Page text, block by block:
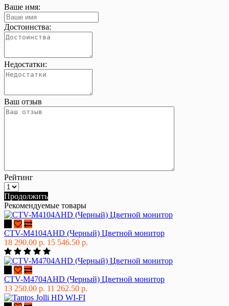
Ваше имя:
Достоинства:
Недостатки:
Ваш отзыв
Рейтинг
Продолжить
Рекомендуемые товары
CTV-M4104AHD (Черный) Цветной монитор
18 290.00 р. 15 546.50 р.
CTV-M4704AHD (Черный) Цветной монитор
13 250.00 р. 11 262.50 р.